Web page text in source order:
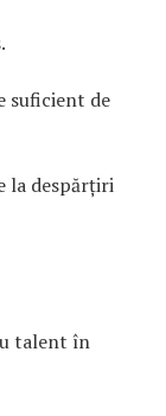
suficient de
la despărțiri
talent în